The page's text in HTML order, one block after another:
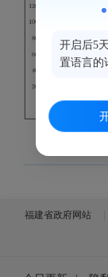
福建省政府网站
开启后5
置语言的